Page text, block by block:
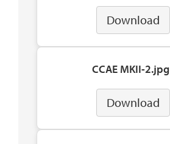
Download
CCAE MKII-2.jpg
Download